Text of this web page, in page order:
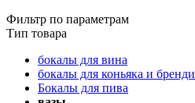
Фильтр по параметрам
Тип товара
бокалы для вина
бокалы для коньяка и бренди
Бокалы для пива